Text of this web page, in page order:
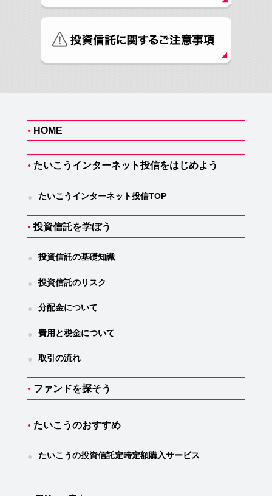
● HOME
● たいこうインターネット投信をはじめよう
● たいこうインターネット投信TOP
● 投資信託を学ぼう
● 投資信託の基礎知識
● 投資信託のリスク
● 分配金について
● 費用と税金について
● 取引の流れ
● ファンドを探そう
● たいこうのおすすめ
● たいこうの投資信託定時定額購入サービス